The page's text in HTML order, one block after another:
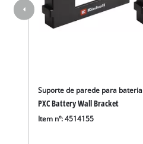
Suporte de parede para bateria
PXC Battery Wall Bracket
Item nº: 4514155